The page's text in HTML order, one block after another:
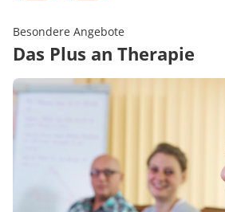
Besondere Angebote
Das Plus an Therapie